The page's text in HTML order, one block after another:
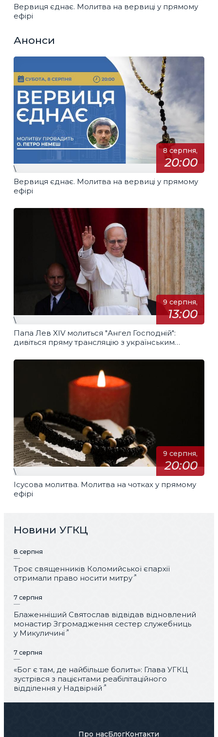
Вервиця єднає. Молитва на вервиці у прямому
ефірі
Анонси
8 серпня,
20:00
\
Вервиця єднає. Молитва на вервиці у прямому
ефірі
9 серпня,
13:00
\
Папа Лев XIV молиться "Ангел Господній":
дивіться пряму трансляцію з українським
9 серпня,
20:00
\
Ісусова молитва. Молитва на чотках у прямому
ефірі
Новини УГКЦ
8 серпня
Троє священників Коломийської єпархії
отримали право носити митру
7 серпня
Блаженніший Святослав відвідав відновлений
монастир Згромадження сестер служебниць
у Микуличині
7 серпня
«Бог є там, де найбільше болить»: Глава УГКЦ
зустрівся з пацієнтами реабілітаційного
відділення у Надвірній
Про насБлогКонтакти